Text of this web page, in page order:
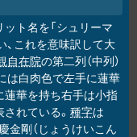
ト名を「シュリーマ
、これを意味訳して大
自在院の第二列（中列）
は白肉色で左手に蓮華
蓮華を持ち右手は小指
れている。 種字は
金剛（じょうけいこん